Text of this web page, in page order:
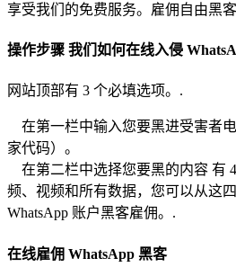
享受我们的免费服务。雇佣自由黑
操作步骤 我们如何在线入侵
网站顶部有 3 个必填选项。.
在第一栏中输入您要黑进受害者
家代码）。
在第二栏中选择您要黑的内容 有
频、视频和所有数据，您可以从这
WhatsApp 账户黑客雇佣。.
在线雇佣 WhatsApp 黑客